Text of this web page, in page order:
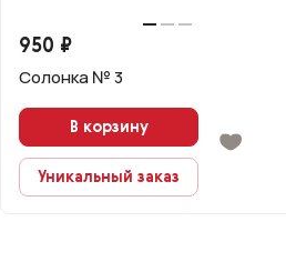
950 ₽
Солонка № 3
В корзину
Уникальный заказ